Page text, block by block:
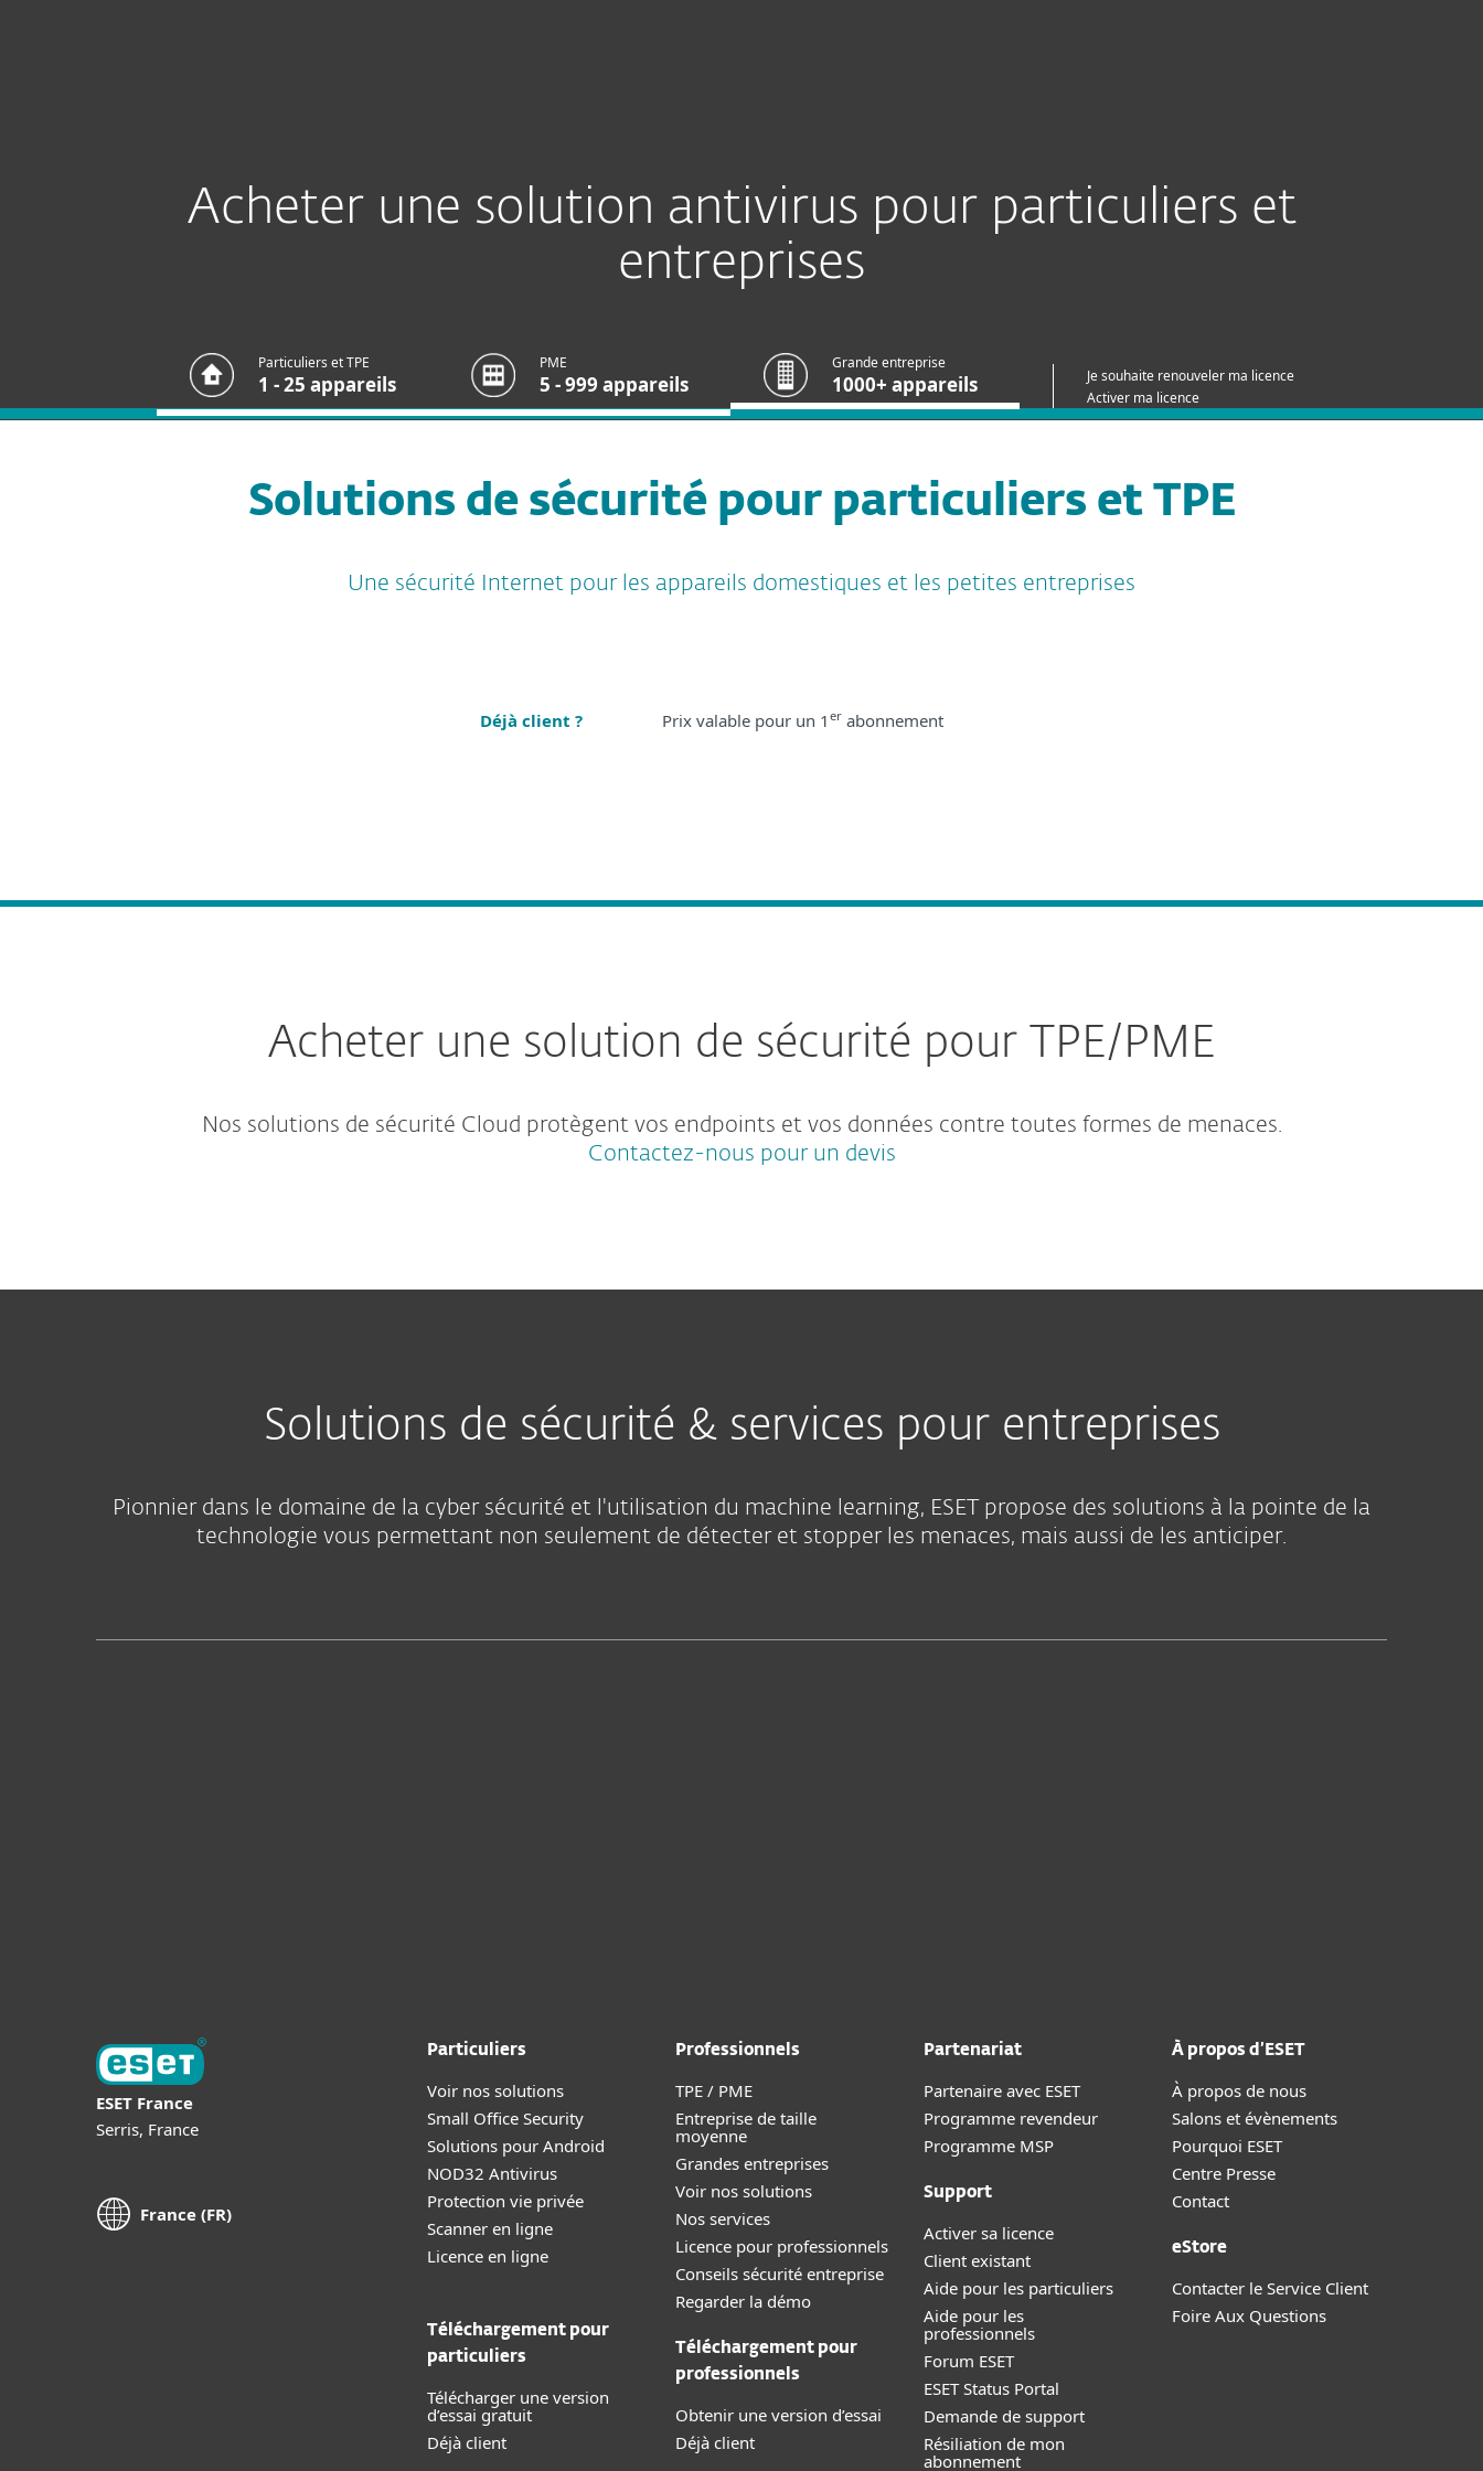
Acheter une solution antivirus pour particuliers et
entreprises
Particuliers et TPE
1 - 25 appareils
PME
5 - 999 appareils
Grande entreprise
1000+ appareils
Je souhaite renouveler ma licence
Activer ma licence
Solutions de sécurité pour particuliers et TPE
Une sécurité Internet pour les appareils domestiques et les petites entreprises
Déjà client ? Prix valable pour un 1er abonnement
Acheter une solution de sécurité pour TPE/PME
Nos solutions de sécurité Cloud protègent vos endpoints et vos données contre toutes formes de menaces.
Contactez-nous pour un devis
Solutions de sécurité & services pour entreprises
Pionnier dans le domaine de la cyber sécurité et l'utilisation du machine learning, ESET propose des solutions à la pointe de la
technologie vous permettant non seulement de détecter et stopper les menaces, mais aussi de les anticiper.
ESET France
Serris, France
France (FR)
Particuliers
Voir nos solutions
Small Office Security
Solutions pour Android
NOD32 Antivirus
Protection vie privée
Scanner en ligne
Licence en ligne
Téléchargement pour
particuliers
Télécharger une version
d’essai gratuit
Déjà client
Professionnels
TPE / PME
Entreprise de taille
moyenne
Grandes entreprises
Voir nos solutions
Nos services
Licence pour professionnels
Conseils sécurité entreprise
Regarder la démo
Téléchargement pour
professionnels
Obtenir une version d’essai
Déjà client
Partenariat
Partenaire avec ESET
Programme revendeur
Programme MSP
Support
Activer sa licence
Client existant
Aide pour les particuliers
Aide pour les
professionnels
Forum ESET
ESET Status Portal
Demande de support
Résiliation de mon
abonnement
À propos d’ESET
À propos de nous
Salons et évènements
Pourquoi ESET
Centre Presse
Contact
eStore
Contacter le Service Client
Foire Aux Questions